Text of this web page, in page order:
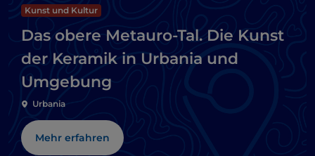
Kunst und Kultur
Das obere Metauro-Tal. Die Kunst
der Keramik in Urbania und
Umgebung
Urbania
Mehr erfahren